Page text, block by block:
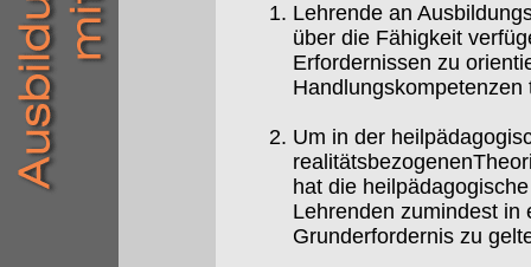
Lehrende an
über die Fähigkeit
Erfordernissen zu
Um in der
hat die
Lehrenden zumindest in
Grunderfordernis zu